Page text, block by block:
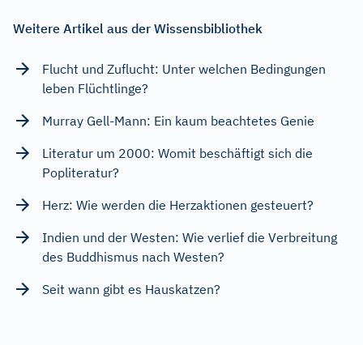
Weitere Artikel aus der Wissensbibliothek
Flucht und Zuflucht: Unter welchen Bedingungen
leben Flüchtlinge?
Murray Gell-Mann: Ein kaum beachtetes Genie
Literatur um 2000: Womit beschäftigt sich die
Popliteratur?
Herz: Wie werden die Herzaktionen gesteuert?
Indien und der Westen: Wie verlief die Verbreitung
des Buddhismus nach Westen?
Seit wann gibt es Hauskatzen?